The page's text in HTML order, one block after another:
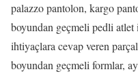
palazzo pantolon, kargo
boyundan geçmeli pedli
ihtiyaçlara cevap veren
boyundan geçmeli formlar,